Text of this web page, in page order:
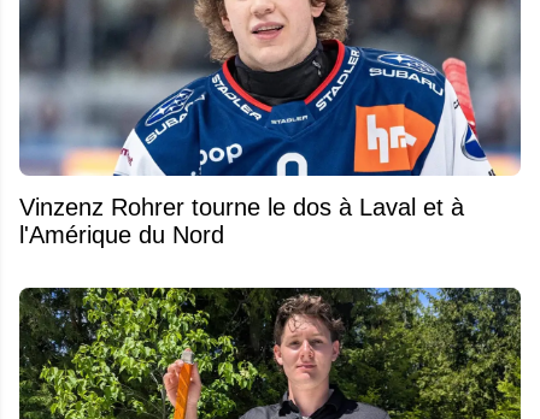
Vinzenz Rohrer tourne le dos à Laval et à
l'Amérique du Nord